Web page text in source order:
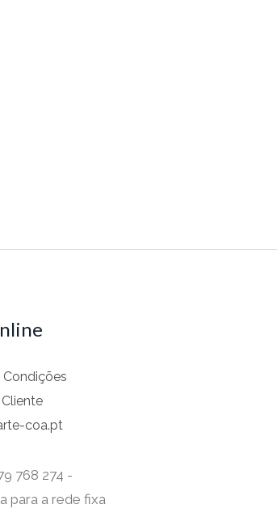
Condições
coa.pt
768 274 -
para a rede fixa